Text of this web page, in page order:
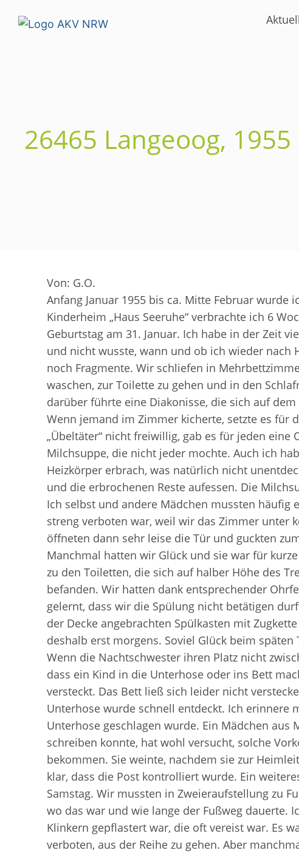
26465 Langeoog, 1955
Von: G.O.
Anfang Januar 1955 bis ca. Mitte Februar wurde
Kinderheim „Haus Seeruhe“ verbrachte ich 6
Geburtstag am 31. Januar. Ich habe in der Zeit
und nicht wusste, wann und ob ich wieder nach
noch Fragmente. Wir schliefen in
waschen, zur Toilette zu gehen und in den
darüber führte eine Diakonisse, die sich auf
Wenn jemand im Zimmer kicherte, setzte es für
„Übeltäter“ nicht freiwillig, gab es für jeden eine
Milchsuppe, die nicht jeder mochte. Auch ich
Heizkörper erbrach, was natürlich nicht
und die erbrochenen Reste aufessen. Die
Ich selbst und andere Mädchen mussten häufig
streng verboten war, weil wir das Zimmer unter
öffneten dann sehr leise die Tür und guckten
Manchmal hatten wir Glück und sie war für
zu den Toiletten, die sich auf halber Höhe des
befanden. Wir hatten dank entsprechender
gelernt, dass wir die Spülung nicht betätigen
der Decke angebrachten Spülkasten mit
deshalb erst morgens. Soviel Glück beim
Wenn die Nachtschwester ihren Platz nicht
dass ein Kind in die Unterhose oder ins Bett
versteckt. Das Bett ließ sich leider nicht
Unterhose wurde schnell entdeckt. Ich erinnere
Unterhose geschlagen wurde. Ein Mädchen aus
schreiben konnte, hat wohl versucht, solche
bekommen. Sie weinte, nachdem sie zur
klar, dass die Post kontrolliert wurde. Ein
Samstag. Wir mussten in Zweieraufstellung zu
wo das war und wie lange der Fußweg dauerte.
Klinkern gepflastert war, die oft vereist war. Es
verboten, aus der Reihe zu gehen. Aber